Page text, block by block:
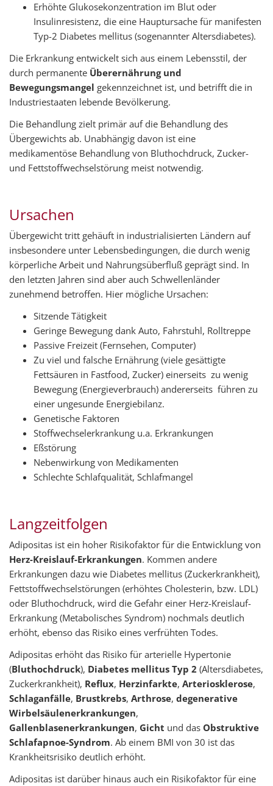
Erhöhte Glukosekonzentration im Blut oder
Insulinresistenz, die eine Hauptursache für manifesten
Typ-2 Diabetes mellitus (sogenannter Altersdiabetes).
Die Erkrankung entwickelt sich aus einem Lebensstil, der
durch permanente Überernährung und
Bewegungsmangel gekennzeichnet ist, und betrifft die in
Industriestaaten lebende Bevölkerung.
Die Behandlung zielt primär auf die Behandlung des
Übergewichts ab. Unabhängig davon ist eine
medikamentöse Behandlung von Bluthochdruck, Zucker-
und Fettstoffwechselstörung meist notwendig.
Ursachen
Übergewicht tritt gehäuft in industrialisierten Ländern auf 
insbesondere unter Lebensbedingungen, die durch wenig
körperliche Arbeit und Nahrungsüberfluß geprägt sind. In
den letzten Jahren sind aber auch Schwellenländer
zunehmend betroffen. Hier mögliche Ursachen:
Sitzende Tätigkeit
Geringe Bewegung dank Auto, Fahrstuhl, Rolltreppe
Passive Freizeit (Fernsehen, Computer)
Zu viel und falsche Ernährung (viele gesättigte
Fettsäuren in Fastfood, Zucker) einerseits  zu wenig
Bewegung (Energieverbrauch) andererseits  führen zu
einer ungesunde Energiebilanz.
Genetische Faktoren
Stoffwechselerkrankung u.a. Erkrankungen
Eßstörung
Nebenwirkung von Medikamenten
Schlechte Schlafqualität, Schlafmangel
Langzeitfolgen
Adipositas ist ein hoher Risikofaktor für die Entwicklung von
Herz-Kreislauf-Erkrankungen. Kommen andere
Erkrankungen dazu wie Diabetes mellitus (Zuckerkrankheit),
Fettstoffwechselstörungen (erhöhtes Cholesterin, bzw. LDL)
oder Bluthochdruck, wird die Gefahr einer Herz-Kreislauf-
Erkrankung (Metabolisches Syndrom) nochmals deutlich
erhöht, ebenso das Risiko eines verfrühten Todes.
Adipositas erhöht das Risiko für arterielle Hypertonie
(Bluthochdruck), Diabetes mellitus Typ 2 (Altersdiabetes,
Zuckerkrankheit), Reflux, Herzinfarkte, Arteriosklerose,
Schlaganfälle, Brustkrebs, Arthrose, degenerative
Wirbelsäulenerkrankungen,
Gallenblasenerkrankungen, Gicht und das Obstruktive
Schlafapnoe-Syndrom. Ab einem BMI von 30 ist das
Krankheitsrisiko deutlich erhöht.
Adipositas ist darüber hinaus auch ein Risikofaktor für eine